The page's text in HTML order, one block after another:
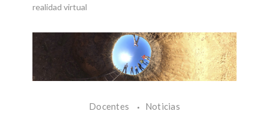
realidad virtual
Docentes Noticias